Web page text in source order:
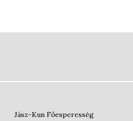
Jász-Kun Főesperesség